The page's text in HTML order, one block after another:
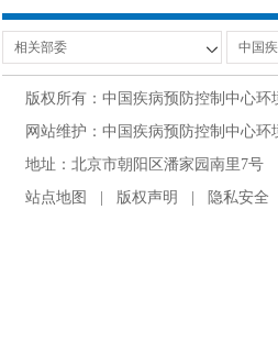
版权所有：中国疾病预防控制中心
网站维护：中国疾病预防控制中心
地址：北京市朝阳区潘家园南里7号
站点地图
版权声明 隐私安全